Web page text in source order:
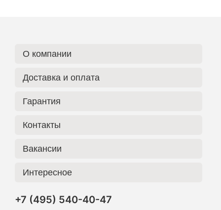
О компании
Доставка и оплата
Гарантия
Контакты
Вакансии
Интересное
+7 (495) 540-40-47